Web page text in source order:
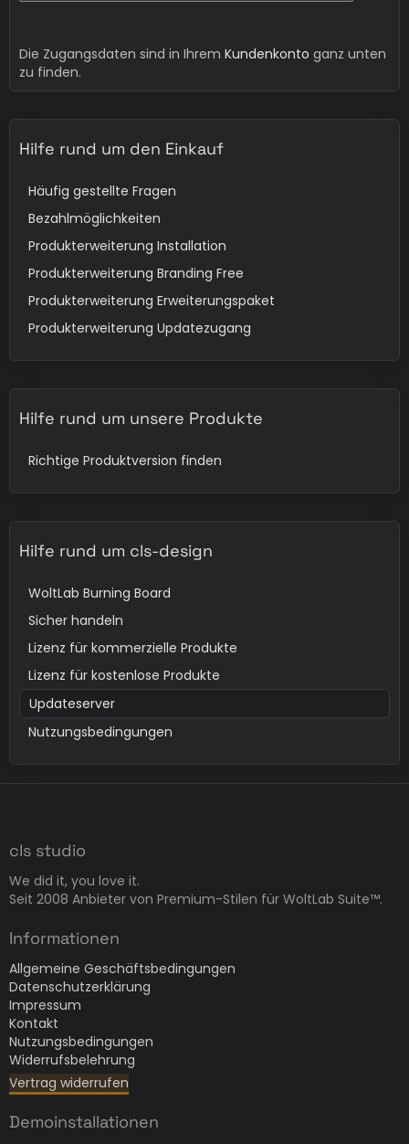
Die Zugangsdaten sind in Ihrem Kundenkonto ganz unten
zu finden.
Hilfe rund um den Einkauf
Häufig gestellte Fragen
Bezahlmöglichkeiten
Produkterweiterung Installation
Produkterweiterung Branding Free
Produkterweiterung Erweiterungspaket
Produkterweiterung Updatezugang
Hilfe rund um unsere Produkte
Richtige Produktversion finden
Hilfe rund um cls-design
WoltLab Burning Board
Sicher handeln
Lizenz für kommerzielle Produkte
Lizenz für kostenlose Produkte
Updateserver
Nutzungsbedingungen
cls studio
We did it, you love it.
Seit 2008 Anbieter von Premium-Stilen für WoltLab Suite™.
Informationen
Allgemeine Geschäftsbedingungen
Datenschutzerklärung
Impressum
Kontakt
Nutzungsbedingungen
Widerrufsbelehrung
Vertrag widerrufen
Demoinstallationen